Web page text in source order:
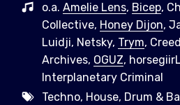
o.a. Amelie Lens, Bicep,
Collective, Honey Dijon,
Luidji, Netsky, Trym,
Archives, OGUZ,
Interplanetary Criminal
Techno, House, Drum &